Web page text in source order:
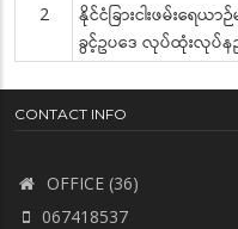
2
နိုင်ငံခြားငါးဖမ်းရေယ
ခွင့်ဥပဒေ လုပ်ထုံးလုပ်နည်
CONTACT INFO
OFFICE (36)
067418537